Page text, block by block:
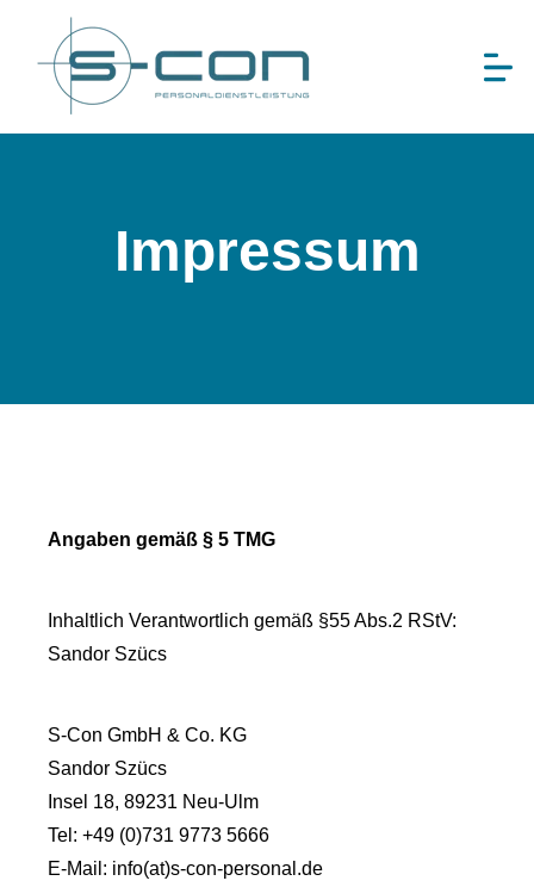
Impressum
Angaben gemäß § 5 TMG
Inhaltlich Verantwortlich gemäß §55 Abs.2 RStV:
Sandor Szücs
S-Con GmbH & Co. KG
Sandor Szücs
Insel 18, 89231 Neu-Ulm
Tel: +49 (0)731 9773 5666
E-Mail: info(at)s-con-personal.de